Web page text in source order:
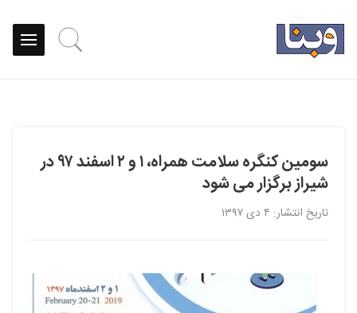
سومین کنگره سلامت همراه، ۱ و ۲ اسفند ۹۷ در
شیراز برگزار می شود
تاریخ انتشار: ۴ دی ۱۳۹۷